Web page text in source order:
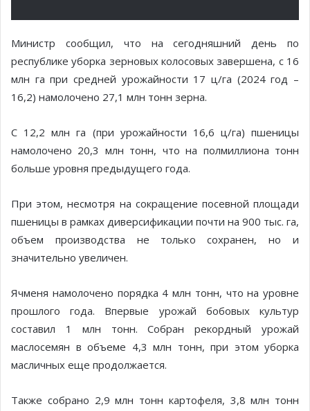
Министр сообщил, что на сегодняшний день по
республике уборка зерновых колосовых завершена, с 16
млн га при средней урожайности 17 ц/га (2024 год –
16,2) намолочено 27,1 млн тонн зерна.
C 12,2 млн га (при урожайности 16,6 ц/га) пшеницы
намолочено 20,3 млн тонн, что на полмиллиона тонн
больше уровня предыдущего года.
При этом, несмотря на сокращение посевной площади
пшеницы в рамках диверсификации почти на 900 тыс. га,
объем производства не только сохранен, но и
значительно увеличен.
Ячменя намолочено порядка 4 млн тонн, что на уровне
прошлого года. Впервые урожай бобовых культур
составил 1 млн тонн. Собран рекордный урожай
маслосемян в объеме 4,3 млн тонн, при этом уборка
масличных еще продолжается.
Также собрано 2,9 млн тонн картофеля, 3,8 млн тонн